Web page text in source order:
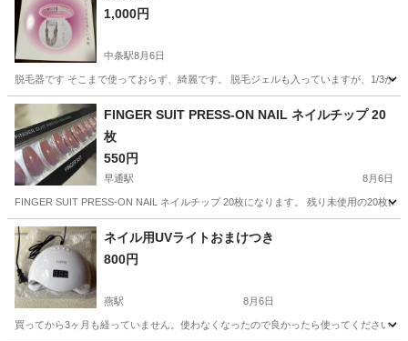
1,000円
中条駅8月6日
脱毛器です そこまで使っておらず、綺麗です。 脱毛ジェルも入っていますが、1/3か
新潟 胎内市
FINGER SUIT PRESS-ON NAIL ネイルチップ 20
枚
550円
早通駅 8月6日
FINGER SUIT PRESS-ON NAIL ネイルチップ 20枚になります。 残り未使用の20枚
新潟 新潟市 早通駅 ネイル
ネイル用UVライトおまけつき
800円
燕駅 8月6日
買ってから3ヶ月も経っていません。使わなくなったので良かったら使ってください